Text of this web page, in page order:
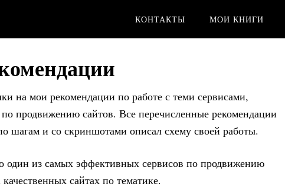
КОНТАКТЫ МОИ КНИГИ
на мои рекомендации по работе с теми сервисами,
продвижению сайтов. Все перечисленные рекомендации
шагам и со скриншотами описал схему своей работы.
один из самых эффективных сервисов по продвижению
сайтах по тематике.